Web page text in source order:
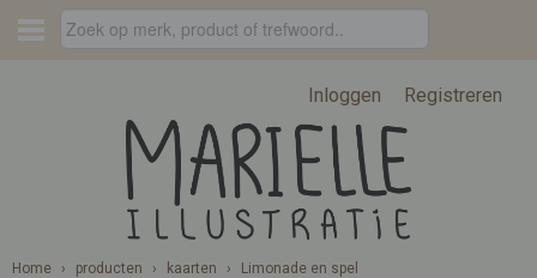
Inloggen Registreren
Home › producten › kaarten › Limonade en spel